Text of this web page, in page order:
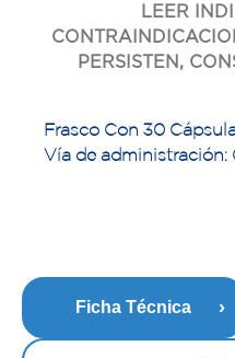
LEER
PERSISTEN,
Frasco Con 30
Vía de administración:
Ficha Técnica